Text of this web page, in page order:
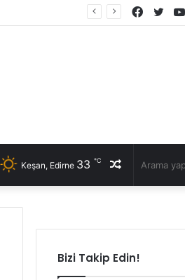
Rastgele
Keşan, Edirne 33 ℃
Bizi Takip Edin!